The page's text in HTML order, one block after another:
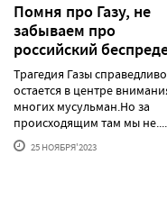
Помня про Газу, не
забываем про
российский
Трагедия Газы справедливо
остается в центре
многих мусульман.Но за
происходящим там мы
25 НОЯБРЯ'2023